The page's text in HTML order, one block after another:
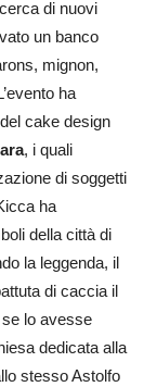
di nuovi
un banco
mignon,
ha
cake design
, i quali
di soggetti
ha
della città di
la leggenda, il
di caccia il
lo avesse
dedicata alla
stesso Astolfo